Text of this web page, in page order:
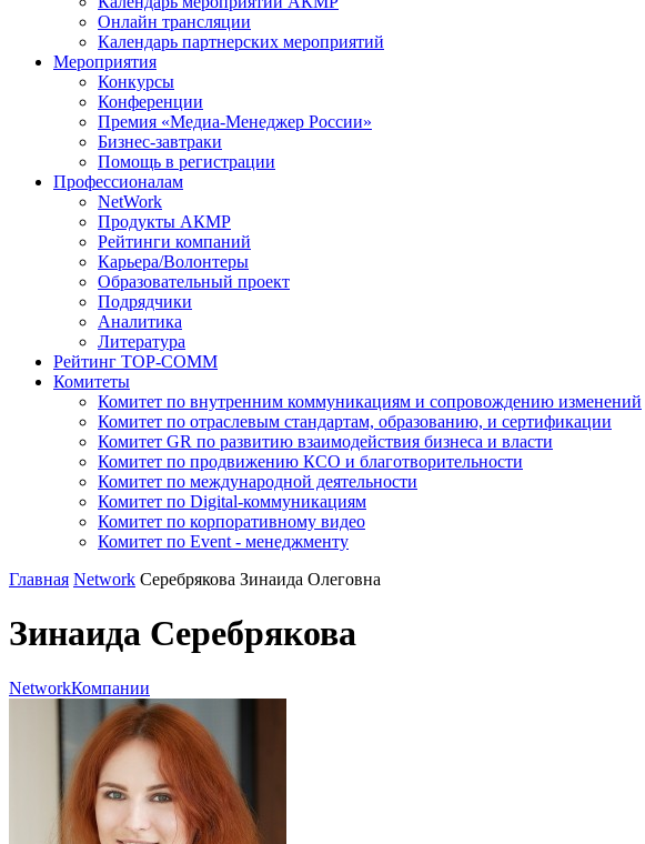
Онлайн трансляции
Календарь партнерских мероприятий
Мероприятия
Конкурсы
Конференции
Премия «Медиа-Менеджер России»
Бизнес-завтраки
Помощь в регистрации
Профессионалам
NetWork
Продукты АКМР
Рейтинги компаний
Карьера/Волонтеры
Образовательный проект
Подрядчики
Аналитика
Литература
Рейтинг TOP-COMM
Комитеты
Комитет по внутренним коммуникациям и сопровождению изменений
Комитет по отраслевым стандартам, образованию, и сертификации
Комитет GR по развитию взаимодействия бизнеса и власти
Комитет по продвижению КСО и благотворительности
Комитет по международной деятельности
Комитет по Digital-коммуникациям
Комитет по корпоративному видео
Комитет по Event - менеджменту
Главная Network Серебрякова Зинаида Олеговна
Зинаида Серебрякова
NetworkКомпании